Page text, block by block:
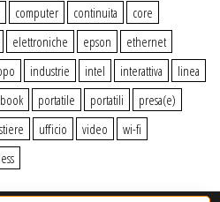
computer continuita
core
elettroniche epson
ethernet
industrie intel interattiva
linea
portatile portatili
presa(e)
ufficio video
wi-fi